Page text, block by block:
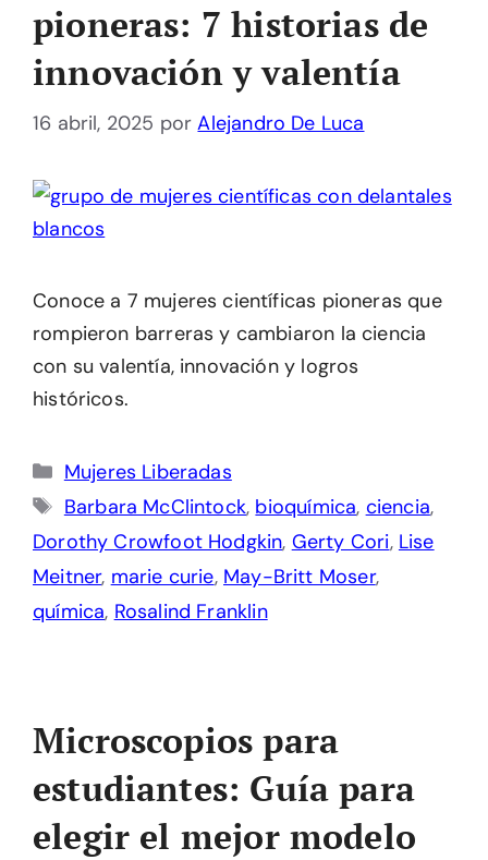
pioneras: 7 historias de
innovación y valentía
16 abril, 2025 porAlejandro De Luca
Conoce a 7 mujeres científicas pioneras que
rompieron barreras y cambiaron la ciencia
con su valentía, innovación y logros
históricos.
Categorías
Mujeres Liberadas
Etiquetas
Barbara McClintock, bioquímica, ciencia,
Dorothy Crowfoot Hodgkin, Gerty Cori, Lise
Meitner, marie curie, May-Britt Moser,
química, Rosalind Franklin
Microscopios para
estudiantes: Guía para
elegir el mejor modelo